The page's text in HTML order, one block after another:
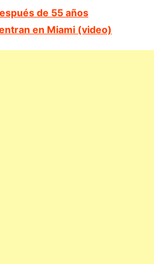
de 55 años
en Miami (video)